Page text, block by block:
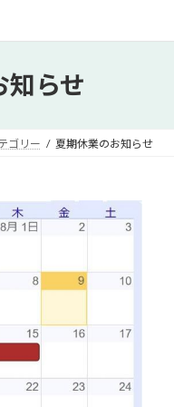
知らせ
ゴリー 夏期休業のお知らせ